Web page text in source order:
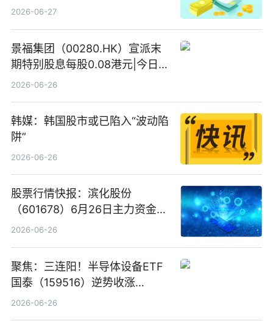
份、寒武纪、澜起科技 观速讯
2026-06-27
景福集团（00280.HK）宣派末
期特别股息每股0.08港元|今日快
看
2026-06-26
韩媒：韩国股市或已陷入“波动陷
阱”
2026-06-26
股票行情快报：滨化股份
（601678）6月26日主力资金净
卖出5964.34万元
2026-06-26
聚焦：三连阳！半导体设备ETF
国泰（159516）逆势收涨
3.5%，近10日累计净流入超65
2026-06-26